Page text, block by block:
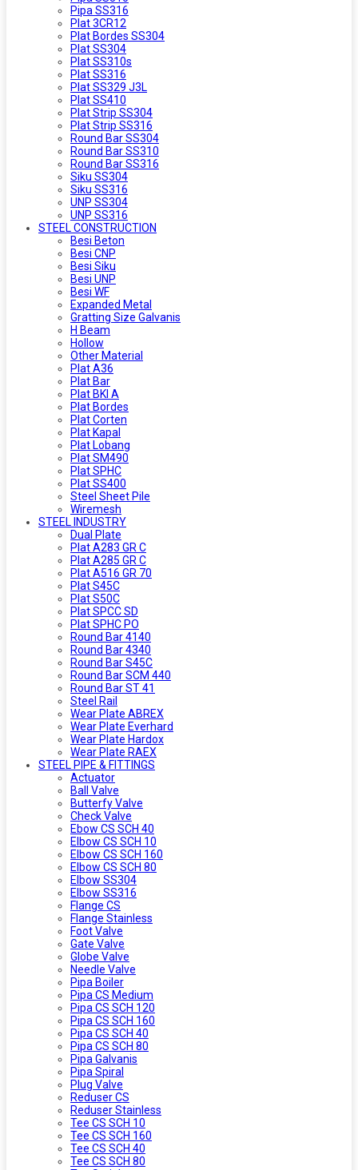
Pipa SS316
Plat 3CR12
Plat Bordes SS304
Plat SS304
Plat SS310s
Plat SS316
Plat SS329 J3L
Plat SS410
Plat Strip SS304
Plat Strip SS316
Round Bar SS304
Round Bar SS310
Round Bar SS316
Siku SS304
Siku SS316
UNP SS304
UNP SS316
STEEL CONSTRUCTION
Besi Beton
Besi CNP
Besi Siku
Besi UNP
Besi WF
Expanded Metal
Gratting Size Galvanis
H Beam
Hollow
Other Material
Plat A36
Plat Bar
Plat BKI A
Plat Bordes
Plat Corten
Plat Kapal
Plat Lobang
Plat SM490
Plat SPHC
Plat SS400
Steel Sheet Pile
Wiremesh
STEEL INDUSTRY
Dual Plate
Plat A283 GR C
Plat A285 GR C
Plat A516 GR 70
Plat S45C
Plat S50C
Plat SPCC SD
Plat SPHC PO
Round Bar 4140
Round Bar 4340
Round Bar S45C
Round Bar SCM 440
Round Bar ST 41
Steel Rail
Wear Plate ABREX
Wear Plate Everhard
Wear Plate Hardox
Wear Plate RAEX
STEEL PIPE & FITTINGS
Actuator
Ball Valve
Butterfy Valve
Check Valve
Ebow CS SCH 40
Elbow CS SCH 10
Elbow CS SCH 160
Elbow CS SCH 80
Elbow SS304
Elbow SS316
Flange CS
Flange Stainless
Foot Valve
Gate Valve
Globe Valve
Needle Valve
Pipa Boiler
Pipa CS Medium
Pipa CS SCH 120
Pipa CS SCH 160
Pipa CS SCH 40
Pipa CS SCH 80
Pipa Galvanis
Pipa Spiral
Plug Valve
Reduser CS
Reduser Stainless
Tee CS SCH 10
Tee CS SCH 160
Tee CS SCH 40
Tee CS SCH 80